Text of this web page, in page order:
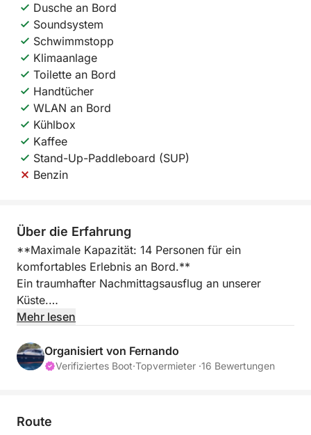
Dusche an Bord
Soundsystem
Schwimmstopp
Klimaanlage
Toilette an Bord
Handtücher
WLAN an Bord
Kühlbox
Kaffee
Stand-Up-Paddleboard (SUP)
Benzin
Über die Erfahrung
**Maximale Kapazität: 14 Personen für ein
komfortables Erlebnis an Bord.**
Ein traumhafter Nachmittagsausflug an unserer
Küste.
Meer? Dann ist dieser Ausflug genau das Richtige für
Sie: ein paar Stunden zum Abschalten. Entfliehen Sie
Wasser aus offenbart.
Mehr lesen
Organisiert von Fernando
Verifiziertes Boot·Topvermieter ·16 Bewertungen
Route